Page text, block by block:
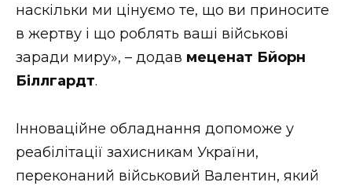
наскільки ми цінуємо те, що ви приносите
в жертву і що роблять ваші військові
заради миру», – додав меценат Бйорн
Біллгардт.
Інноваційне обладнання допоможе у
реабілітації захисникам України,
переконаний військовий Валентин, який